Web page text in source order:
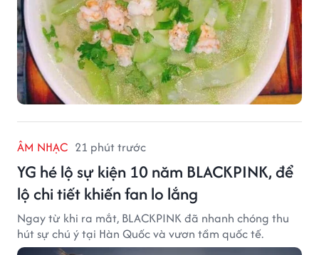
ÂM NHẠC 21 phút trước
YG hé lộ sự kiện 10 năm BLACKPINK, để
lộ chi tiết khiến fan lo lắng
Ngay từ khi ra mắt, BLACKPINK đã nhanh chóng thu
hút sự chú ý tại Hàn Quốc và vươn tầm quốc tế.